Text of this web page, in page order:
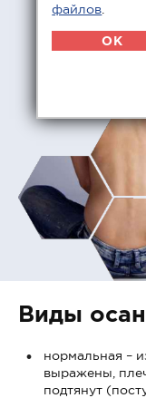
Виды
нормальная –
выражены,
подтянут
файлов
OK